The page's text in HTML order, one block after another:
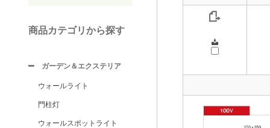
商品カテゴリから探す
ガーデン＆エクステリア
ウォールライト
門柱灯
ウォールスポットライト